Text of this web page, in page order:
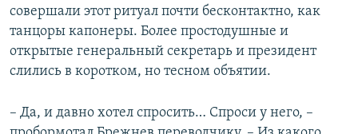
совершали этот ритуал почти бесконтактно, как
танцоры капонеры. Более простодушные и
открытые генеральный секретарь и президент
слились в коротком, но тесном объятии.
– Да, и давно хотел спросить… Спроси у него, –